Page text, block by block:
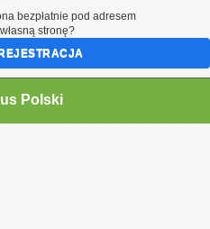
Polski
bezpłatnie pod adresem
stronę?